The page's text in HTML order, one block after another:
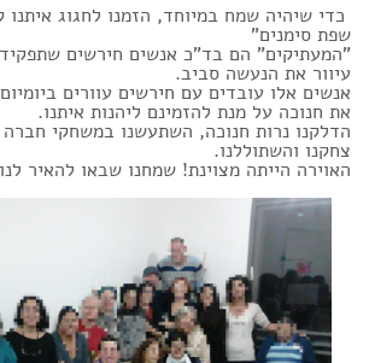
כדי שיהיה שמח במיוחד, הזמנו לחגוג
שפת סימנים"
"המעתיקים" הם בד"כ אנשים חירשים
עיוור את הנעשה סביב.
אנשים אלו עובדים עם חירשים עוורים ביומיום
את חנוכה על מנת להזמינם ליהנות איתנו.
הדלקנו נרות חנוכה, השתעשנו במשחקי חברה
צחקנו והשתוללנו.
האוירה הייתה מצוינת! שמחנו שבאו להאיר